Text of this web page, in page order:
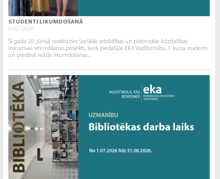
STUDENTI LIKUMDOŠANĀ
01.07.2026.
Šī gada 20. jūnijā noslēdzies Sociālās atbildības un pilsoniskās līdzdalības
iniciatīvas veicināšanas projekts, kurā piedalījās EKA Vadībzinību 1. kursa studenti
un piedāvā reālās likumdošanas...